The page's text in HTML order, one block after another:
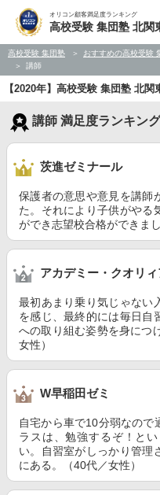
オリコン顧客満足度ランキング
高校受験 集団塾 北関
高校受験 集団塾 おすすめの高校受験
講師
【2020年】高校受験 集団塾 北
講師 満足度ランキング
茨進ゼミナール
保護者の意思や意見を講師
た。それにより子供がやる
ができ志望校合格ができま
アカデミー・クオリィ
最初あまり乗り気じゃない
を感じ、最終的には毎日自
への取り組む姿勢を身につ
女性）
W早稲田ゼミ
自宅から車で10分弱なので
ラスは、勉強するぞ！と
い。自習室がしっかり管理
にある。（40代／女性）